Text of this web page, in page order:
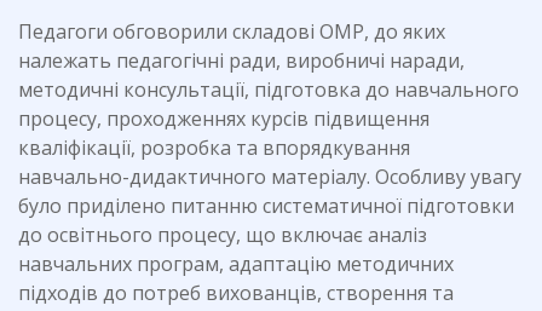
Педагоги обговорили складові ОМР, до яких
належать педагогічні ради, виробничі наради,
методичні консультації, підготовка до навчального
процесу, проходженнях курсів підвищення
кваліфікації, розробка та впорядкування
навчально-дидактичного матеріалу. Особливу увагу
було приділено питанню систематичної підготовки
до освітнього процесу, що включає аналіз
навчальних програм, адаптацію методичних
підходів до потреб вихованців, створення та